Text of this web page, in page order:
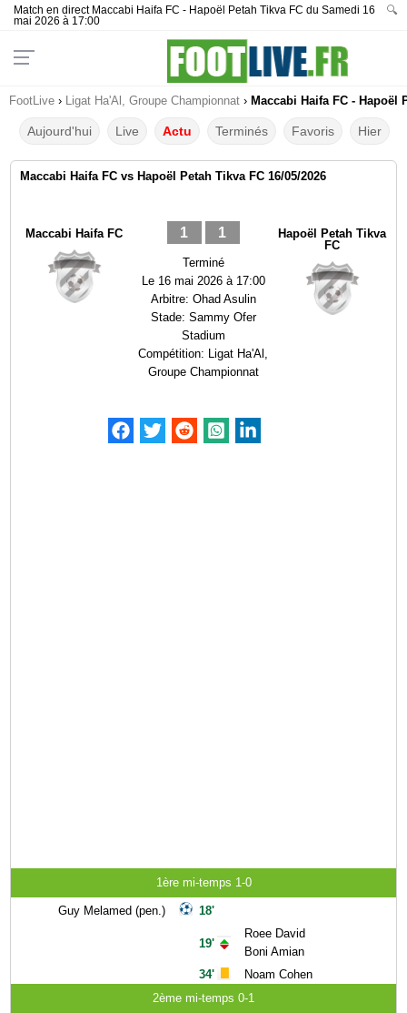
Match en direct Maccabi Haifa FC - Hapoël Petah Tikva FC du Samedi 16
mai 2026 à 17:00
🔍
FootLive › Ligat Ha'Al, Groupe Championnat › Maccabi Haifa FC - Hapoël
Aujourd'hui Live Actu Terminés Favoris Hier
Maccabi Haifa FC vs Hapoël Petah Tikva FC 16/05/2026
Maccabi Haifa FC 1 1
Terminé
Le 16 mai 2026 à 17:00
Arbitre: Ohad Asulin
Stade: Sammy Ofer
Stadium
Compétition: Ligat Ha'Al,
Groupe Championnat
Hapoël Petah Tikva
FC
1ère mi-temps 1-0
Guy Melamed (pen.) 18'
19'
34'
Roee David
Boni Amian
Noam Cohen
2ème mi-temps 0-1